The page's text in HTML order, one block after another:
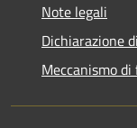
Note legali
Dichiarazione
Meccanismo di